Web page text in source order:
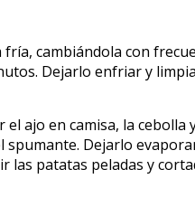
cambiándola con
Dejarlo enfriar y
ajo en camisa, la cebolla
spumante. Dejarlo
las patatas peladas y